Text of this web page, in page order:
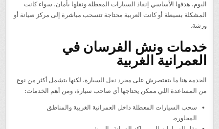
اليوم، هدفها الأساسي إنقاذ السيارات المعطلة ونقلها بأمان، سواء كانت
المشكلة بسيطة أو كانت العربية محتاجة تتسحب مباشرة إلى مركز صيانة أو
ورشة.
خدمات ونش الفرسان في
العمرانية الغربية
الخدمة هنا ما بتقتصرش على مجرد نقل السيارة، لكنها بتشمل أكثر من نوع
من المساعدة اللي ممكن يحتاجها أي صاحب سيارة، ومن أهم الخدمات:
سحب السيارات المعطلة داخل العمرانية الغربية والمناطق
المجاورة.